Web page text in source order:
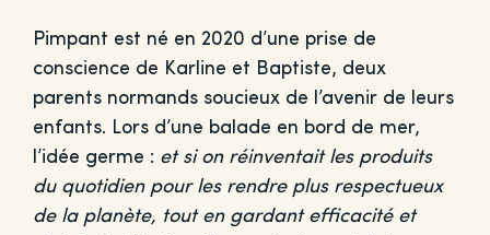
Pimpant est né en 2020 d’une prise de
conscience de Karline et Baptiste, deux
parents normands soucieux de l’avenir de leurs
enfants. Lors d’une balade en bord de mer,
l’idée germe : et si on réinventait les produits
du quotidien pour les rendre plus respectueux
de la planète, tout en gardant efficacité et